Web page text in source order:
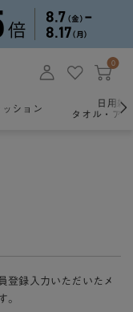
0
ッション
日用雑
タオル・ア
登録入力いただいたメ
。